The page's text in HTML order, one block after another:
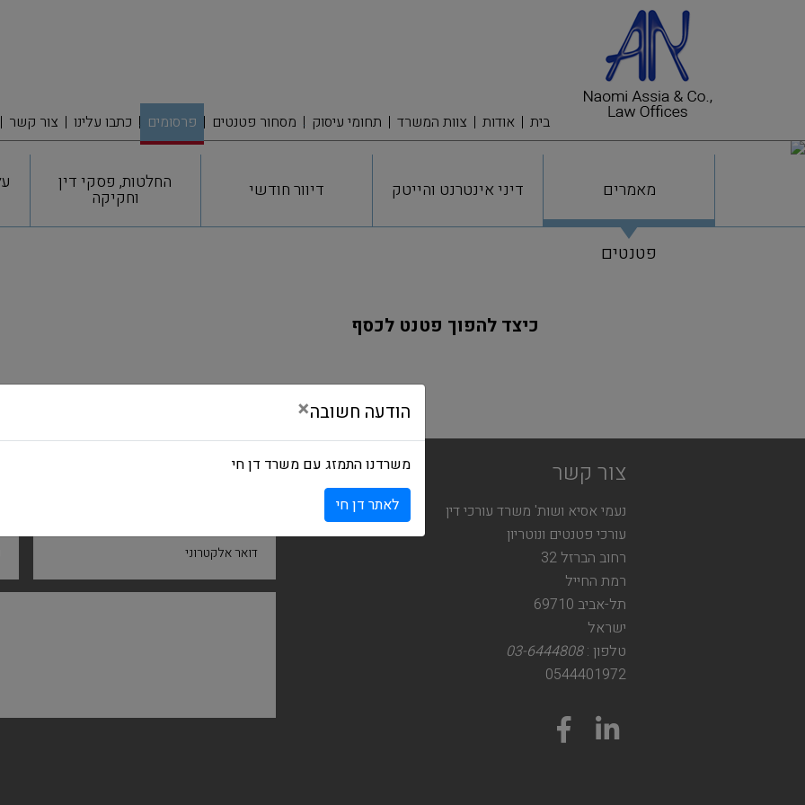
בית אודות צוות המשרד תחומי עיסוק מסחור פטנטים פרסומים כתבו עלינו צור קשר
מאמרים
פטנטים
דיני אינטרנט והייטק דיוור חודשי החלטות, פסקי דין
וחקיקה
כיצד להפוך פטנט לכסף
צור קשר
נעמי אסיא ושות' משרד עורכי דין
עורכי פטנטים ונוטריון
רחוב הברזל 32
רמת החייל
תל-אביב 69710
ישראל
טלפון :03-6444808
0544401972
דואר אלקטרוני
הודעה חשובה×
משרדנו התמזג עם משרד דן חי
לאתר דן חי